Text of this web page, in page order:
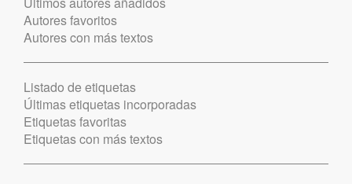
Autores favoritos
Autores con más textos
Listado de etiquetas
Últimas etiquetas incorporadas
Etiquetas favoritas
Etiquetas con más textos